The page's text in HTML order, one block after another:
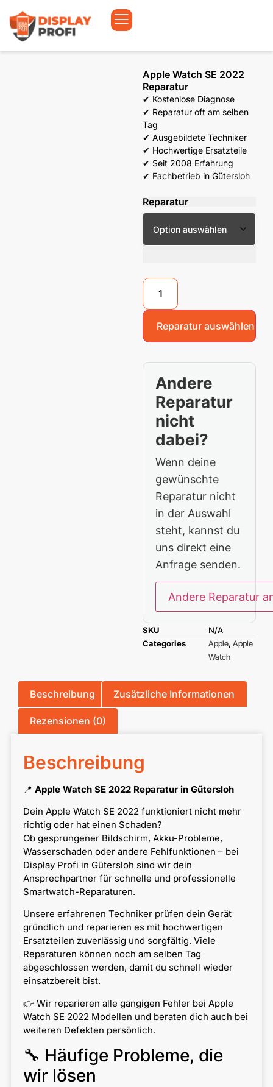
Apple Watch SE 2022
Reparatur
✔ Kostenlose Diagnose
✔ Reparatur oft am selben
Tag
✔ Ausgebildete Techniker
✔ Hochwertige Ersatzteile
✔ Seit 2008 Erfahrung
✔ Fachbetrieb in Gütersloh
Reparatur
Reparatur auswählen
Andere
Reparatur
nicht
dabei?
Wenn deine
gewünschte
Reparatur nicht
in der Auswahl
steht, kannst du
uns direkt eine
Anfrage senden.
Andere Reparatur
SKU
N/A
Categories
Apple, Apple
Watch
Beschreibung Zusätzliche Informationen
Rezensionen (0)
Beschreibung
📍 Apple Watch SE 2022 Reparatur in Gütersloh
Dein Apple Watch SE 2022 funktioniert nicht mehr
richtig oder hat einen Schaden?
Ob gesprungener Bildschirm, Akku-Probleme,
Wasserschaden oder andere Fehlfunktionen – bei
Display Profi in Gütersloh sind wir dein
Ansprechpartner für schnelle und professionelle
Smartwatch-Reparaturen.
Unsere erfahrenen Techniker prüfen dein Gerät
gründlich und reparieren es mit hochwertigen
Ersatzteilen zuverlässig und sorgfältig. Viele
Reparaturen können noch am selben Tag
abgeschlossen werden, damit du schnell wieder
einsatzbereit bist.
👉 Wir reparieren alle gängigen Fehler bei Apple
Watch SE 2022 Modellen und beraten dich auch bei
weiteren Defekten persönlich.
🔧 Häufige Probleme, die
wir lösen